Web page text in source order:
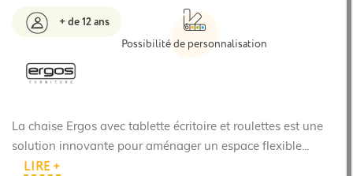
+ de 12 ans
Possibilité de personnalisation
La chaise Ergos avec tablette écritoire et roulettes est une
solution innovante pour aménager un espace flexible...
LIRE +